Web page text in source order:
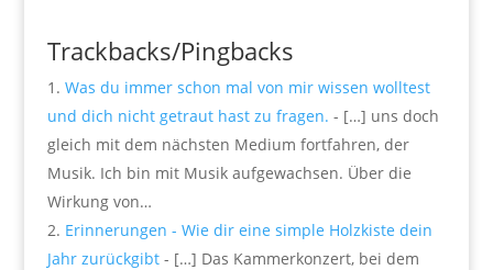
Trackbacks/Pingbacks
Was du immer schon mal von mir wissen wolltest
und dich nicht getraut hast zu fragen. - […] uns doch
gleich mit dem nächsten Medium fortfahren, der
Musik. Ich bin mit Musik aufgewachsen. Über die
Wirkung von…
Erinnerungen - Wie dir eine simple Holzkiste dein
Jahr zurückgibt- […] Das Kammerkonzert, bei dem